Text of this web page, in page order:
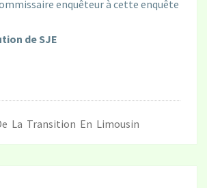
enquêteur à cette enquête
de SJE
La Transition En Limousin